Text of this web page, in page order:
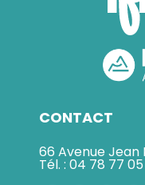
CONTACT
66 Avenue Jean
Tél. : 04 78 77